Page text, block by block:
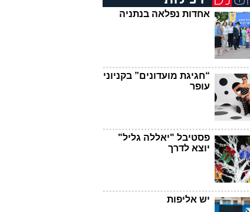
אחדות נפלאה בנתניה
“חגיגת מועדונים” בקניוני
עופר
פסטיבל "יאללה גליל"
יוצא לדרך
יש אליפות